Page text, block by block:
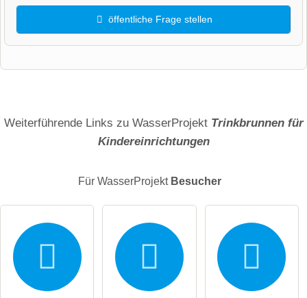
öffentliche Frage stellen
Weiterführende Links zu WasserProjekt Trinkbrunnen für
Kindereinrichtungen
Für WasserProjekt Besucher